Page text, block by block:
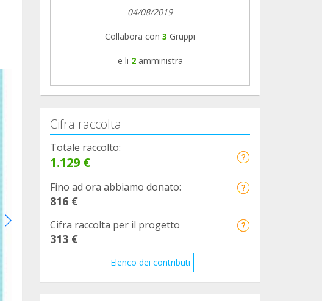
04/08/2019
Collabora con 3 Gruppi
e li 2 amministra
Cifra raccolta
Totale raccolto:
1.129 €
Fino ad ora abbiamo donato:
816 €
Cifra raccolta per il progetto
313 €
Elenco dei contributi